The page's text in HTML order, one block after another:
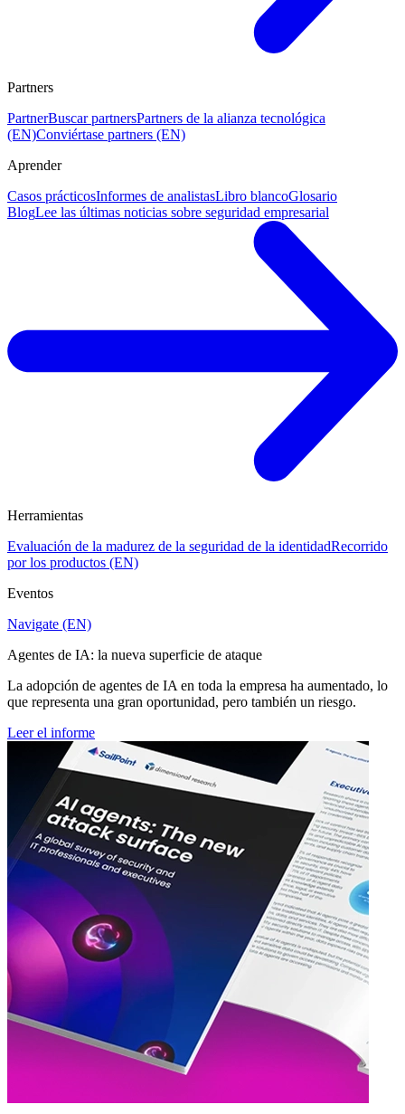
Partners
PartnerBuscar partnersPartners de la alianza tecnológica
(EN)Conviértase partners (EN)
Aprender
Casos prácticosInformes de analistasLibro blancoGlosario
BlogLee las últimas noticias sobre seguridad empresarial
Herramientas
Evaluación de la madurez de la seguridad de la identidadRecorrido
por los productos (EN)
Eventos
Navigate (EN)
Agentes de IA: la nueva superficie de ataque
La adopción de agentes de IA en toda la empresa ha aumentado, lo
que representa una gran oportunidad, pero también un riesgo.
Leer el informe